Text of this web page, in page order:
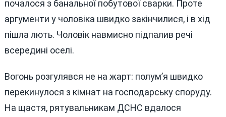
почалося з банальної побутової сварки. Проте
аргументи у чоловіка швидко закінчилися, і в хід
пішла лють. Чоловік навмисно підпалив речі
всередині оселі.
Вогонь розгулявся не на жарт: полум’я швидко
перекинулося з кімнат на господарську споруду.
На щастя, рятувальникам ДСНС вдалося